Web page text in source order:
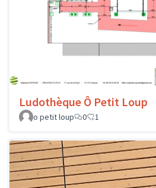
Ludothèque Ô Petit Loup
o petit loup
0 1